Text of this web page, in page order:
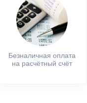
Безналичная оплата
на расчётный счёт